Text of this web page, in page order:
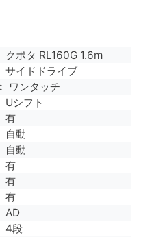
クボタ RL160G 1.6m
サイドドライブ
ワンタッチ
Uシフト
有
自動
自動
有
有
有
AD
4段